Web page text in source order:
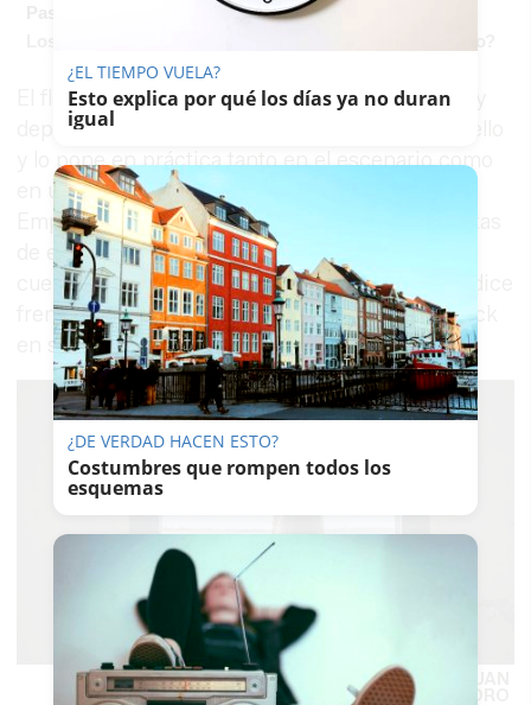
Pasaportes que abren puertas
El flamenco es terapia en un mundo de pánico y
depresión. Ella está totalmente convencida de ello
y lo pone en práctica tanto en el escenario como
en una pequeña oficina del Centro Andaluz de
Emprendimiento (CADE) de Rota con unas vistas
de ensueño a la playa de El Rompidillo. “Me di
cuenta de que podía ayudar a otras personas”, dice
frente a un cuadro de Morente con Lagartija Nick
en suOmega.
Natalia, junto a la ventana de su consulta en Rota.
CARLOS TORO
¿EL TIEMPO VUELA?
Esto explica por qué los días ya no duran
igual
¿DE VERDAD HACEN ESTO?
Costumbres que rompen todos los
esquemas